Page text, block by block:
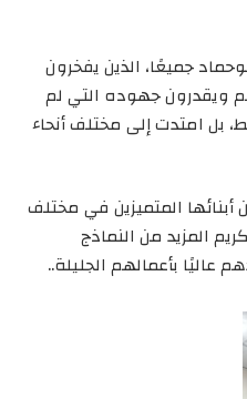
جميعًا، الذين يفخرون
ويقدرون جهوده التي لم
امتدت إلى مختلف أنحاء
أبنائها المتميزين في مختلف
المزيد من النماذج
عاليًا بأعمالهم الجليلة..